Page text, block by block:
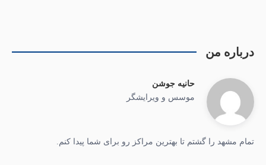
درباره من
حانیه جوشن
موسس و ویرایشگر
تمام مشهد را گشتم تا بهترین مراکز رو برای شما پیدا کنم.